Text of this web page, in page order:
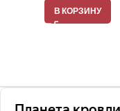
В КОРЗИНУ